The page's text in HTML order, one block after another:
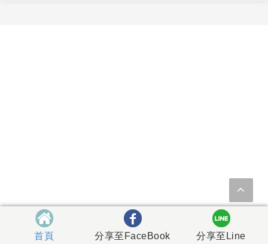
首頁 分享至FaceBook 分享至Line